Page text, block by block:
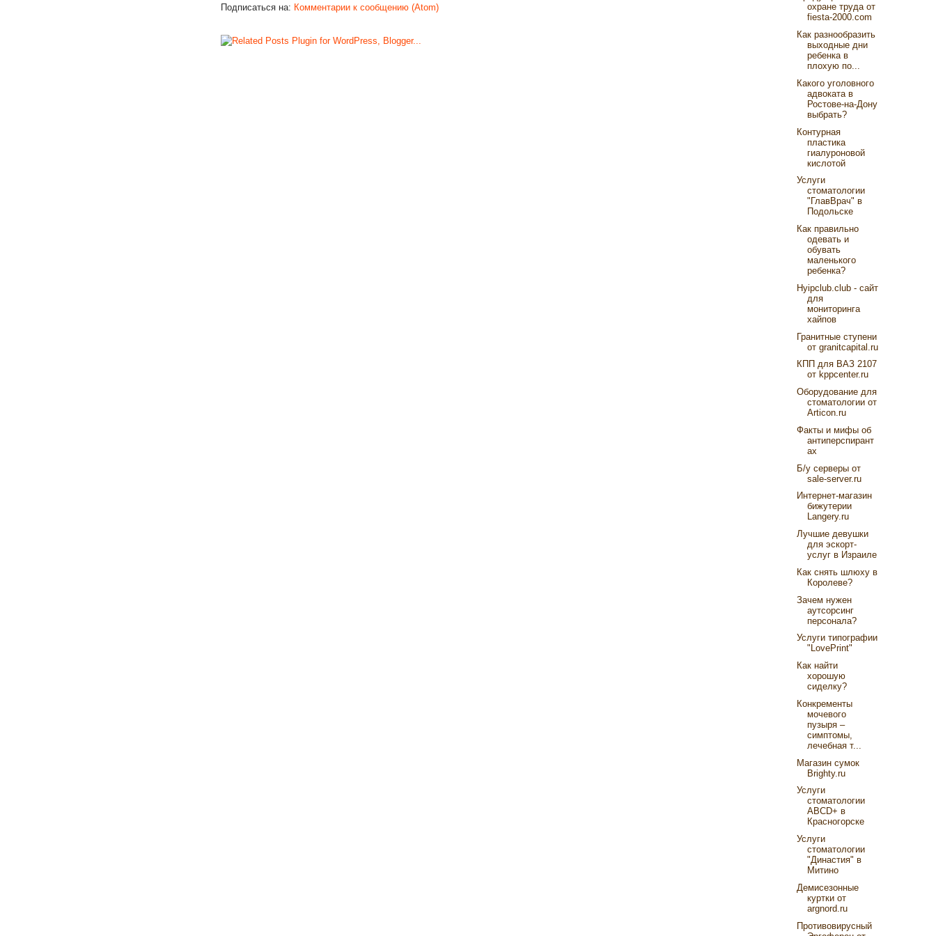
Подписаться на: Комментарии к сообщению (Atom)
охране труда от
fiesta-2000.com
Как разнообразить
выходные дни
ребенка в
плохую по...
Какого уголовного
адвоката в
Ростове-на-Дону
выбрать?
Контурная
пластика
гиалуроновой
кислотой
Услуги
стоматологии
"ГлавВрач" в
Подольске
Как правильно
одевать и
обувать
маленького
ребенка?
Hyipclub.club - сайт
для
мониторинга
хайпов
Гранитные ступени
от granitcapital.ru
КПП для ВАЗ 2107
от kppcenter.ru
Оборудование для
стоматологии от
Articon.ru
Факты и мифы об
антиперспирант
ах
Б/у серверы от
sale-server.ru
Интернет-магазин
бижутерии
Langery.ru
Лучшие девушки
для эскорт-
услуг в Израиле
Как снять шлюху в
Королеве?
Зачем нужен
аутсорсинг
персонала?
Услуги типографии
"LovePrint"
Как найти
хорошую
сиделку?
Конкременты
мочевого
пузыря –
симптомы,
лечебная т...
Магазин сумок
Brighty.ru
Услуги
стоматологии
ABCD+ в
Красногорске
Услуги
стоматологии
"Династия" в
Митино
Демисезонные
куртки от
argnord.ru
Противовирусный